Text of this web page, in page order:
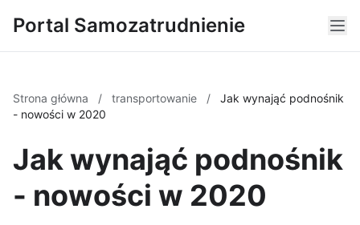
Portal Samozatrudnienie
Strona główna / transportowanie /
Jak wynająć podnośnik
- nowości w 2020
Jak wynająć podnośnik
- nowości w 2020